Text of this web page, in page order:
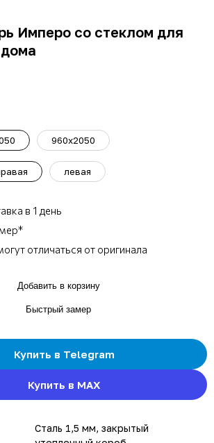
Имперо со стеклом для
960х2050
левая
в 1 день
отличаться от оригинала
Добавить в корзину
Быстрый замер
Купить в Telegram
Купить в MAX
Сталь 1,5 мм, закрытый